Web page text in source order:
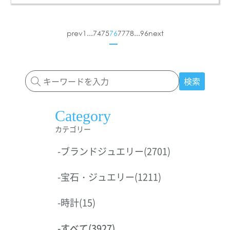
prev1 ...7475767778...96next
検索
Category
カテゴリー
-ブランドジュエリー(2701)
-宝石・ジュエリー(1211)
-時計(15)